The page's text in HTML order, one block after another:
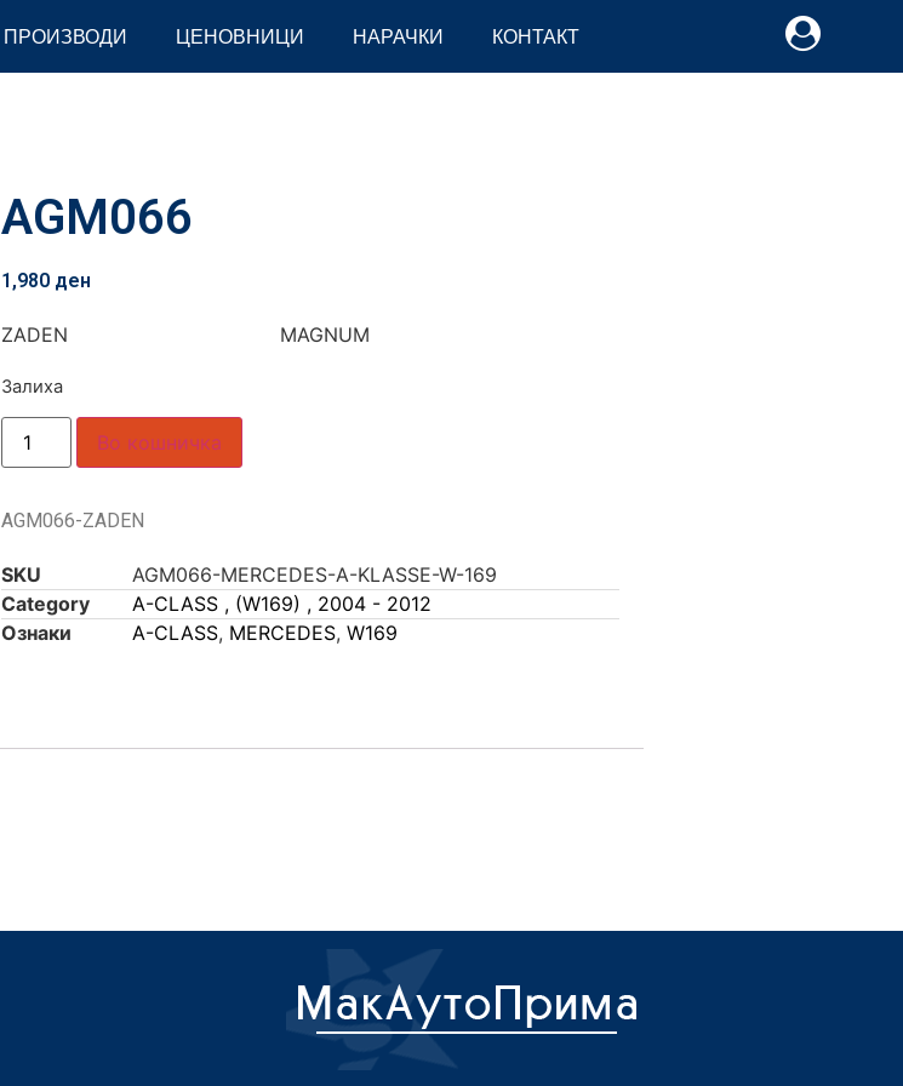
ПРОИЗВОДИ ЦЕНОВНИЦИ НАРАЧКИ КОНТАКТ
AGM066
1,980 ден
ZADEN MAGNUM
Залиха
Во кошничка
AGM066-ZADEN
SKU
AGM066-MERCEDES-A-KLASSE-W-169
Category
A-CLASS , (W169) , 2004 - 2012
Ознаки
A-CLASS, MERCEDES, W169